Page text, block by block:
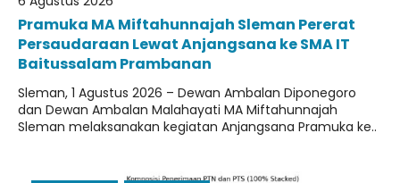
Facebook
Ekskul
Fasilitas
Pramuka MA Miftahunnajah Sleman Pererat
Persaudaraan Lewat Anjangsana ke SMA IT
Baitussalam Prambanan
Sleman, 1 Agustus 2026 – Dewan Ambalan Diponegoro
dan Dewan Ambalan Malahayati MA Miftahunnajah
Sleman melaksanakan kegiatan Anjangsana Pramuka ke..